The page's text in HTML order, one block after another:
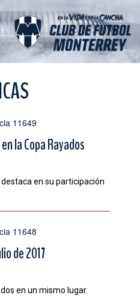
la Copa Rayados
en su participación
de 2017
en un mismo lugar.